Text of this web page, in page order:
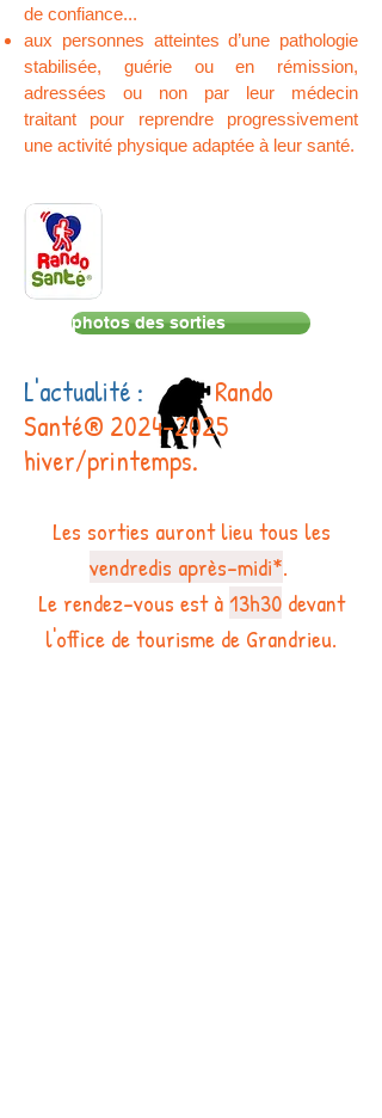
de confiance...
aux personnes atteintes d’une pathologie
stabilisée, guérie ou en rémission,
adressées ou non par leur médecin
traitant pour reprendre progressivement
une activité physique adaptée à leur santé.
photos des sorties
L'actualité :Rando
Santé® 2024-2025
hiver/printemps.
​Les sorties auront lieu tous les
vendredis après-midi*.
Le rendez-vous est à 13h30devant
l'office de tourisme de Grandrieu.